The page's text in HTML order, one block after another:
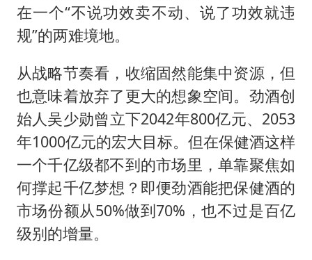
在一个“不说功效卖不动、说了功效就违
规”的两难境地。
从战略节奏看，收缩固然能集中资源，但
也意味着放弃了更大的想象空间。劲酒创
始人吴少勋曾立下2042年800亿元、2053
年1000亿元的宏大目标。但在保健酒这样
一个千亿级都不到的市场里，单靠聚焦如
何撑起千亿梦想？即便劲酒能把保健酒的
市场份额从50%做到70%，也不过是百亿
级别的增量。